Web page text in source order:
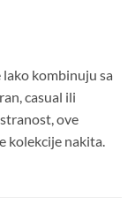
kombinuju sa
casual ili
ove
kolekcije nakita.